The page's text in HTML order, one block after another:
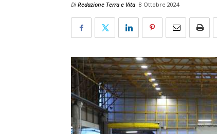
Di Redazione Terra e Vita 8 Ottobre 2024